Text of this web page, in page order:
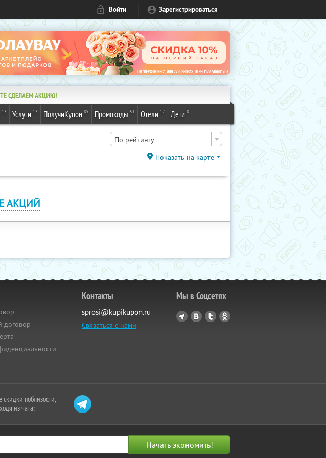
Войти Зарегистрироваться
СДЕЛАЕМ АКЦИЮ!
13 Услуги 13 ПолучиКупон 89 Промокоды 51 Отели 17 Дети 8
По рейтингу
Показать на карте
АКЦИЙ
договор
Контакты
sprosi@kupikupon.ru
Связаться с нами
Мы в Соцсетях
скидки поблизости,
из чата: